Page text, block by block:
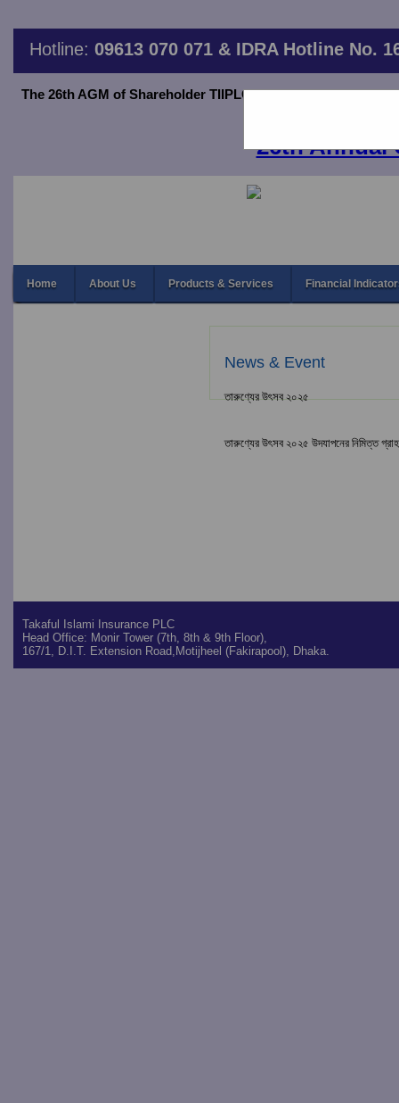
Hotline: 09613 070 071 & IDRA Hotline No.
The 26th AGM of Shareholder TIIPLC will be held on June
26th Annual
Home About Us Products & Services Financial
News & Event
তারুণ্যের উৎসব ২০২৫
তারুণ্যের উৎসব ২০২৫ উদযাপনের নিমিত্ত
Takaful Islami Insurance PLC
Head Office: Monir Tower (7th, 8th & 9th Floor),
167/1, D.I.T. Extension Road,Motijheel (Fakirapool), Dhaka.